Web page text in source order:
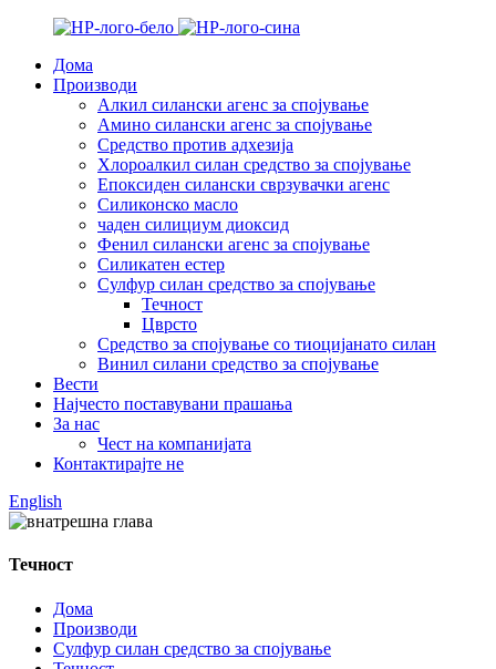
Дома
Производи
Алкил силански агенс за спојување
Амино силански агенс за спојување
Средство против адхезија
Хлороалкил силан средство за спојување
Епоксиден силански сврзувачки агенс
Силиконско масло
чаден силициум диоксид
Фенил силански агенс за спојување
Силикатен естер
Сулфур силан средство за спојување
Течност
Цврсто
Средство за спојување со тиоцијанато силан
Винил силани средство за спојување
Вести
Најчесто поставувани прашања
За нас
Чест на компанијата
Контактирајте не
English
Течност
Дома
Производи
Сулфур силан средство за спојување